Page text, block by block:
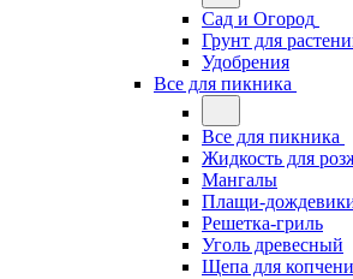
Сад и Огород
Грунт для
Удобрения
Все для пикника
Все для пикника
Жидкость для
Мангалы
Плащи-
Решетка-гриль
Уголь древесный
Щепа для